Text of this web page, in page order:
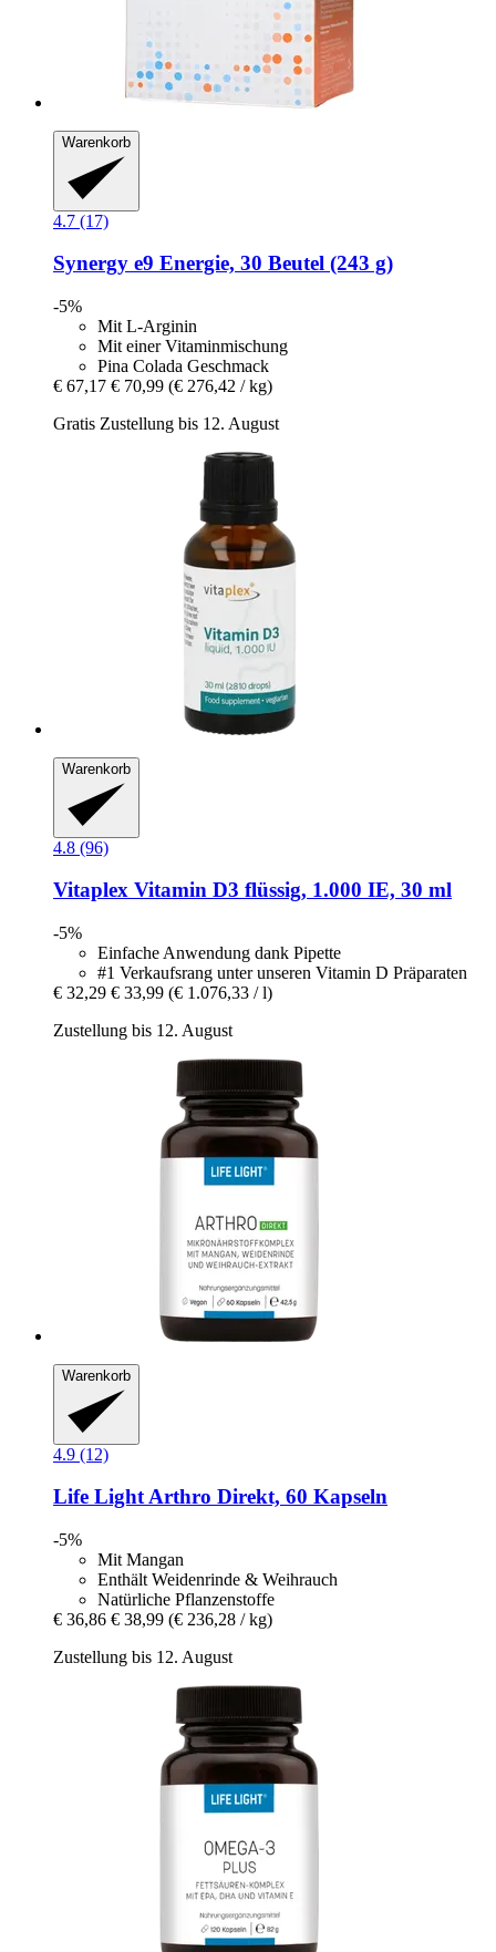
Warenkorb
4.7 (17)
Synergy e9 Energie, 30 Beutel (243 g)
-5%
Mit L-Arginin
Mit einer Vitaminmischung
Pina Colada Geschmack
€ 67,17 € 70,99 (€ 276,42 / kg)
Gratis Zustellung bis 12. August
Warenkorb
4.8 (96)
Vitaplex Vitamin D3 flüssig, 1.000 IE, 30 ml
-5%
Einfache Anwendung dank Pipette
#1 Verkaufsrang unter unseren Vitamin D Präparaten
€ 32,29 € 33,99 (€ 1.076,33 / l)
Zustellung bis 12. August
Warenkorb
4.9 (12)
Life LightArthro Direkt, 60 Kapseln
-5%
Mit Mangan
Enthält Weidenrinde & Weihrauch
Natürliche Pflanzenstoffe
€ 36,86 € 38,99 (€ 236,28 / kg)
Zustellung bis 12. August